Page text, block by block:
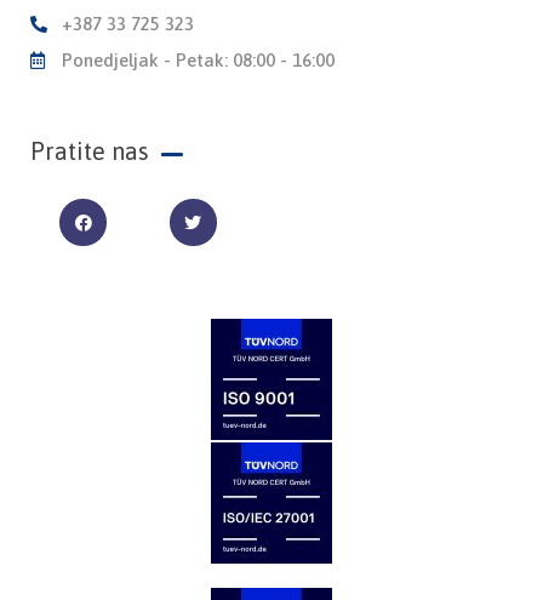
+387 33 725 323
Ponedjeljak - Petak: 08:00 - 16:00
Pratite nas